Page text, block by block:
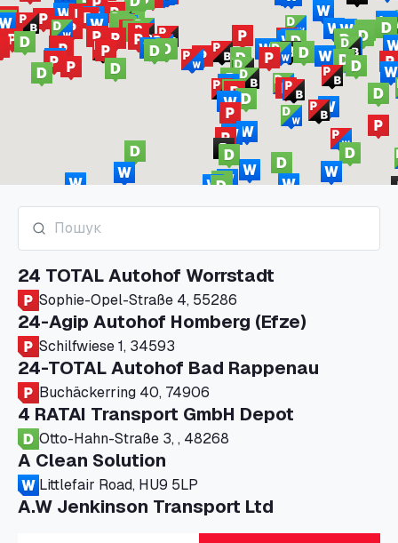
24 TOTAL Autohof Worrstadt
Sophie-Opel-Straße 4, 55286
24-Agip Autohof Homberg (Efze)
Schilfwiese 1, 34593
24-TOTAL Autohof Bad Rappenau
Buchäckerring 40, 74906
4 RATAI Transport GmbH Depot
Otto-Hahn-Straße 3, , 48268
A Clean Solution
Littlefair Road, HU9 5LP
A.W Jenkinson Transport Ltd
Progress House, ME11 5GA